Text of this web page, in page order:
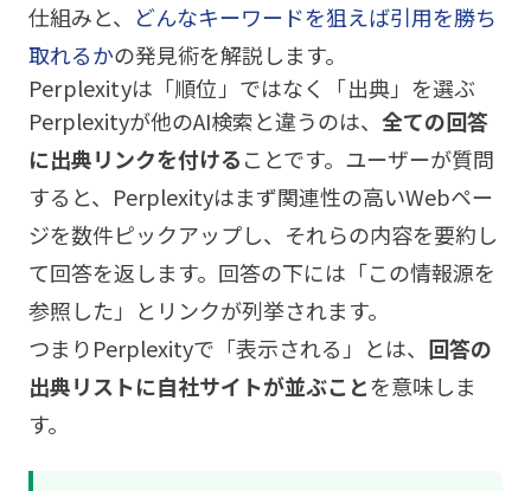
仕組みと、
どんなキーワードを狙えば引用を勝ち
取れるかの発見術を解説します。
Perplexityは「順位」ではなく「出典」を選ぶ
Perplexityが他のAI検索と違うのは、 全ての回答
に出典リンクを付けることです。ユーザーが質問
すると、Perplexityはまず関連性の高いWebペー
ジを数件ピックアップし、それらの内容を要約し
て回答を返します。回答の下には「この情報源を
参照した」とリンクが列挙されます。
つまりPerplexityで「表示される」とは、 回答の
出典リストに自社サイトが並ぶことを意味しま
す。